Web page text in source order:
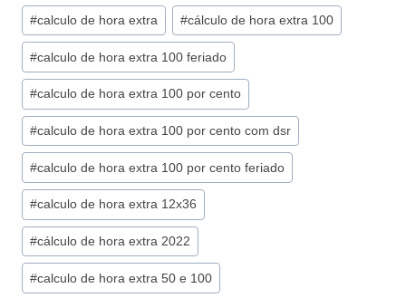
Tags
do
Post:
#calculo de hora extra #cálculo de hora extra 100
#calculo de hora extra 100 feriado
#calculo de hora extra 100 por cento
#calculo de hora extra 100 por cento com dsr
#calculo de hora extra 100 por cento feriado
#calculo de hora extra 12x36
#cálculo de hora extra 2022
#calculo de hora extra 50 e 100